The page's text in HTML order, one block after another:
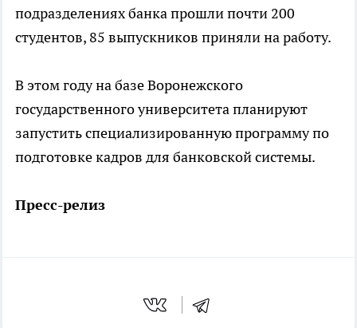
подразделениях банка прошли почти 200
студентов, 85 выпускников приняли на работу.
В этом году на базе Воронежского
государственного университета планируют
запустить специализированную программу по
подготовке кадров для банковской системы.
Пресс-релиз